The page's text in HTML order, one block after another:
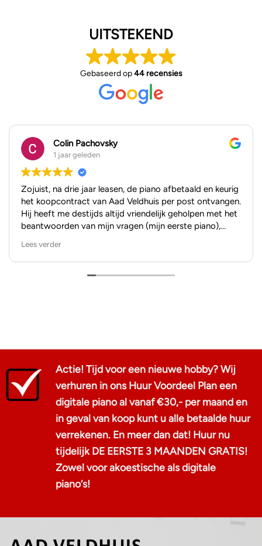
UITSTEKEND
Gebaseerd op44 recensies
Colin Pachovsky
1 jaar geleden
Zojuist, na drie jaar leasen, de piano afbetaald en keurig
het koopcontract van Aad Veldhuis per post ontvangen.
Hij heeft me destijds altijd vriendelijk geholpen met het
beantwoorden van mijn vragen (mijn eerste piano),
ervaren.
Lees verder
Actie! Tijd voor een nieuwe hobby? Wij
verhuren in ons Huur Voordeel Plan een
digitale piano al vanaf €30,- per maand en
in geval van koop kunt u alle betaalde huur
verrekenen. En meer dan dat! Huur nu
tijdelijk DE EERSTE 3 MAANDEN GRATIS!
Zowel voor akoestische als digitale
piano‘s!